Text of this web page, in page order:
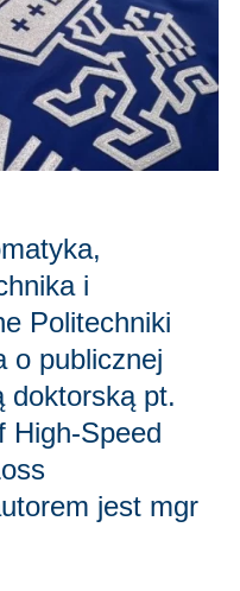
i
Politechniki
o publicznej
doktorską pt.
High-Speed
jest mgr